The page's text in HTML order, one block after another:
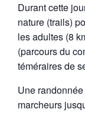
Durant cette
nature (trails)
les adultes (8
(parcours du
téméraires de
Une
marcheurs